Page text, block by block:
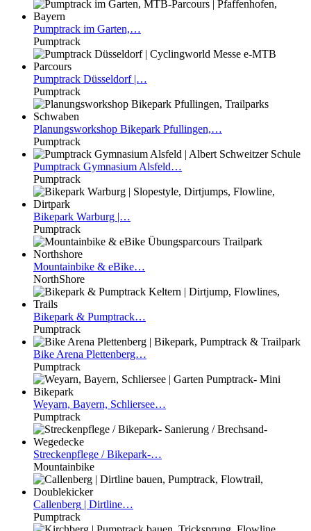
Pumptrack im Garten,…
Pumptrack
Pumptrack Düsseldorf |…
Pumptrack
Planungsworkshop Bikepark Pfullingen,…
Pumptrack
Pumptrack Gymnasium Alsfeld…
Pumptrack
Bikepark Warburg |…
Pumptrack
Mountainbike & eBike…
NorthShore
Bikepark & Pumptrack…
Pumptrack
Bike Arena Plettenberg…
Pumptrack
Weyarn, Bayern, Schliersee…
Pumptrack
Streckenpflege / Bikepark-…
Mountainbike
Callenberg | Dirtline…
Pumptrack